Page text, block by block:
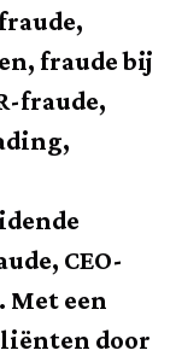
fraude bij
fraude,
CEO-
Met een
door